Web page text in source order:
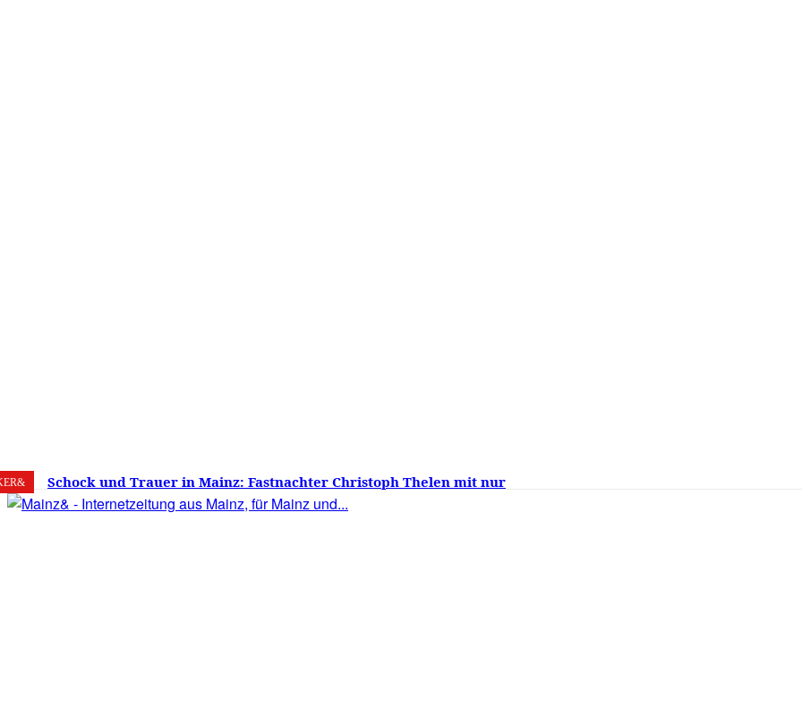
6. August 2026 24.4 Mainz
Schock und Trauer in Mainz: Fastnachter Christoph Thelen mit nur
60 Jahren gestorben – Was ist die Fastnacht ohne…?